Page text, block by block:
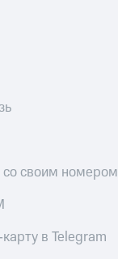
своим номером
в Telegram